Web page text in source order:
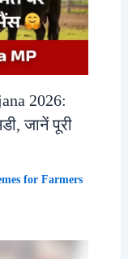
2026:
जानें पूरी
for Farmers